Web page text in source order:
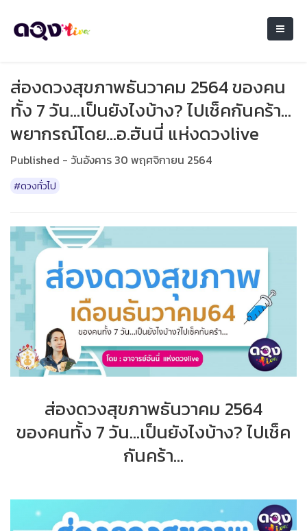
ส่องดวงสุขภาพธันวาคม 2564 ของคน
ทั้ง 7 วัน...เป็นยังไงบ้าง? ไปเช็คกันคร้า...
พยากรณ์โดย...อ.ฮันนี่ แห่งดวงlive
Published - วันอังคาร 30 พฤศจิกายน 2564
#ดวงทั่วไป
ส่องดวงสุขภาพธันวาคม 2564
ของคนทั้ง 7 วัน...เป็นยังไงบ้าง? ไปเช็ค
กันคร้า...